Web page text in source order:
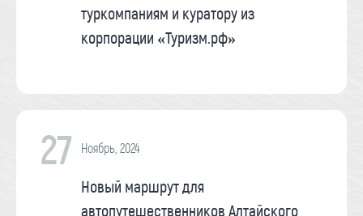
туркомпаниям и куратору из
корпорации «Туризм.рф»
27 Ноябрь, 2024
Новый маршрут для
автопутешественников Алтайского